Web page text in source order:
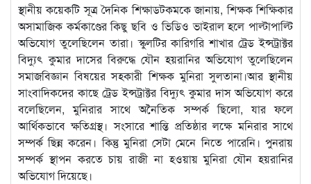
স্থানীয় কয়েকটি সূত্র দৈনিক শিক্ষাডটকমকে জানায়, শিক্ষক শিক্ষিকার
অসামাজিক কর্মকাণ্ডের কিছু ছবি ও ভিডিও ভাইরাল হলে পাল্টাপাল্টি
অভিযোগ তুলেছিলেন তারা। স্কুলটির কারিগরি শাখার ট্রেড ইন্সট্রাক্টর
বিদ্যুৎ কুমার দাসের বিরুদ্ধে যৌন হয়রানির অভিযোগ তুলেছিলেন
সমাজবিজ্ঞান বিষয়ের সহকারী শিক্ষক মুনিরা সুলতানা।আর স্থানীয়
সাংবাদিকদের কাছে ট্রেড ইন্সট্রাক্টর বিদ্যুৎ কুমার দাস অভিযোগ করে
বলেছিলেন, মুনিরার সাথে অনৈতিক সম্পর্ক ছিলো, যার ফলে
আর্থিকভাবে ক্ষতিগ্রস্থ। সংসারে শান্তি প্রতিষ্ঠার লক্ষে মনিরার সাথে
সম্পর্ক ছিন্ন করেন। কিন্তু মুনিরা সেটা মেনে নিতে পারেনি। পুনরায়
সম্পর্ক স্থাপন করতে চায় রাজী না হওয়ায় মুনিরা যৌন হয়রানির
অভিযোগ দিয়েছে।